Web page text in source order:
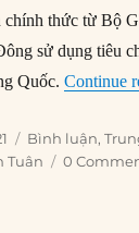
chính thức từ Bộ
sử dụng tiêu
Quốc.Continue
Categories
Bình luận,
Tuân 0